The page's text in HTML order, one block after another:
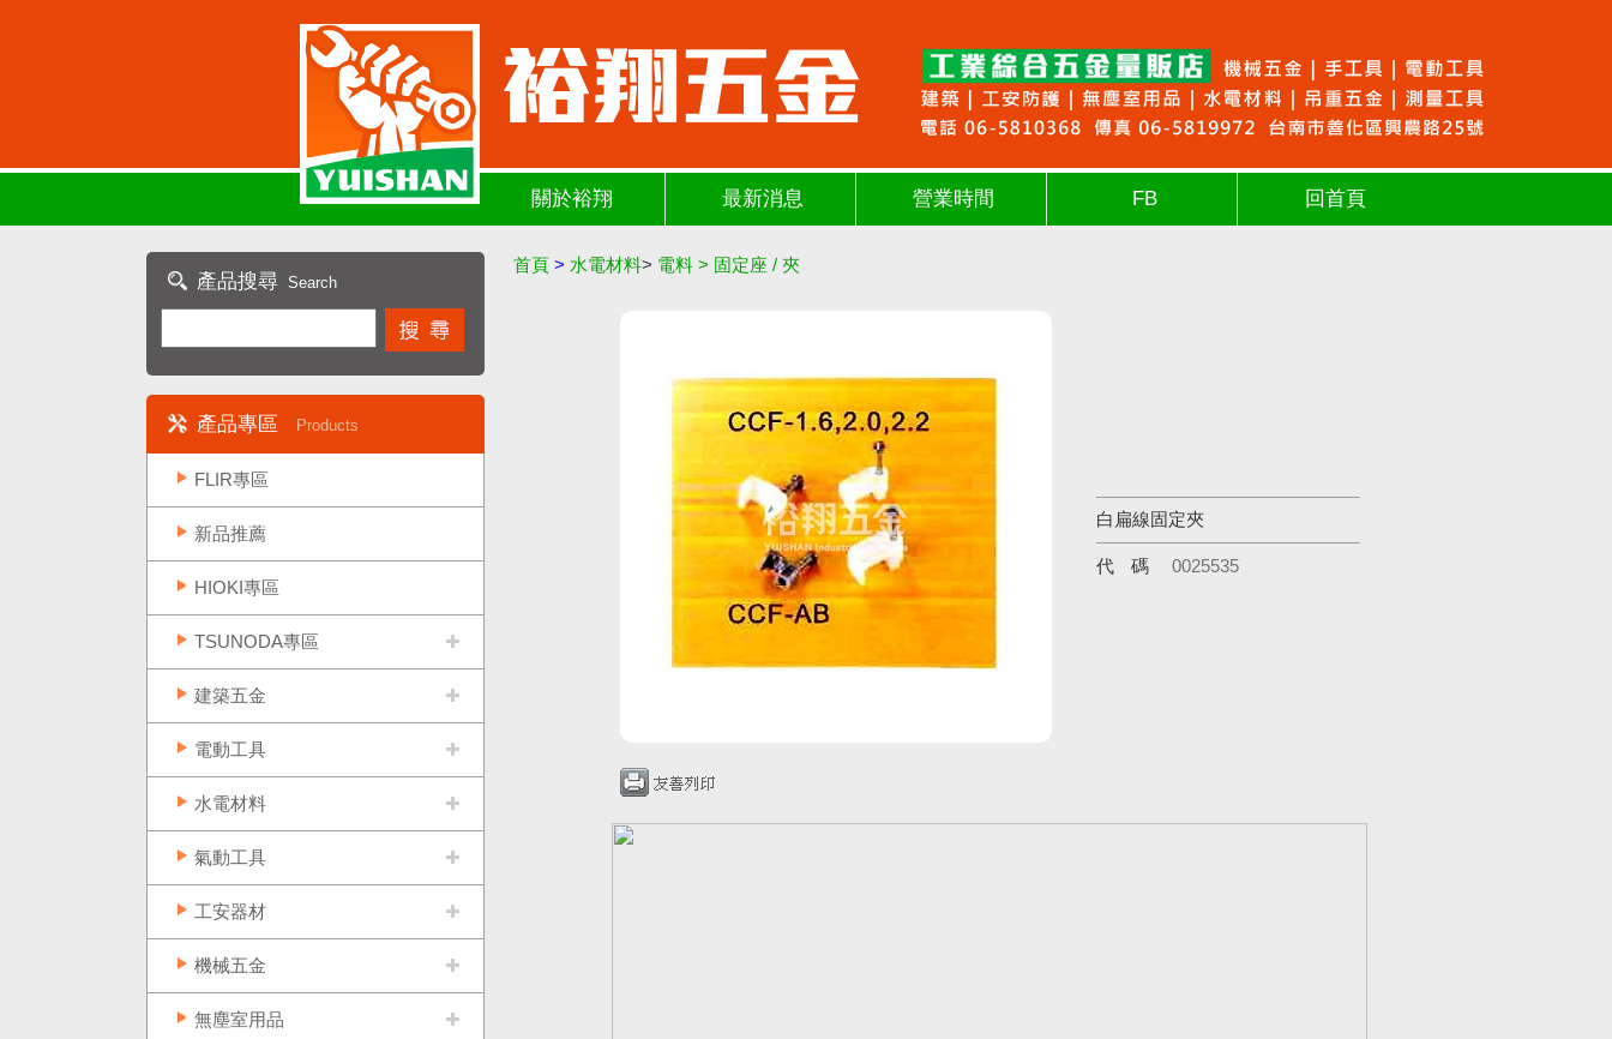
關於裕翔 最新消息 營業時間 FB 回首頁
產品搜尋 Search
產品專區 Products
FLIR專區
新品推薦
HIOKI專區
TSUNODA專區
建築五金
電動工具
水電材料
氣動工具
工安器材
機械五金
無塵室用品
首頁 > 水電材料> 電料 > 固定座 / 夾
白扁線固定夾
代碼 0025535